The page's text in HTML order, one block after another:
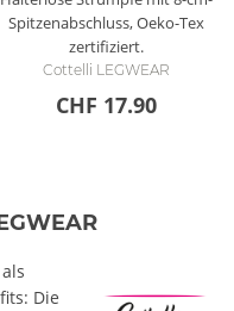
Spitzenabschluss, Oeko-Tex
zertifiziert.
Cottelli LEGWEAR
CHF 17.90
Die